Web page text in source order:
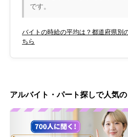
です。
バイトの時給の平均は？都道府県別
ちら
アルバイト・パート探しで人気